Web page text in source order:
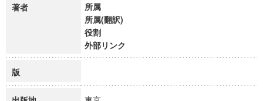
著者
所属
所属(翻訳)
役割
外部リンク
版